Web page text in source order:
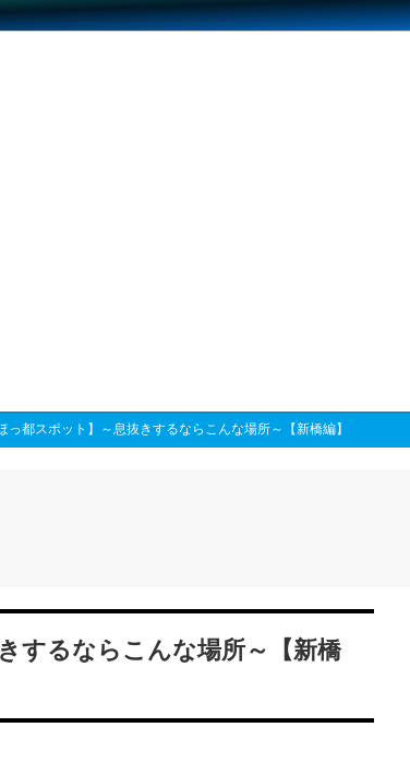
っ都スポット】～息抜きするならこんな場所～【新橋編】
するならこんな場所～【新橋